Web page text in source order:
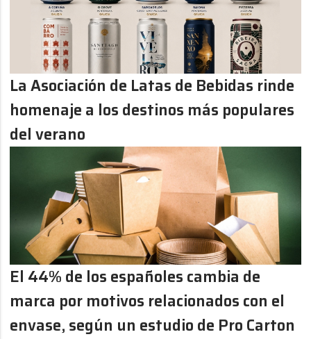
La Asociación de Latas de Bebidas rinde
homenaje a los destinos más populares
del verano
El 44% de los españoles cambia de
marca por motivos relacionados con el
envase, según un estudio de Pro Carton